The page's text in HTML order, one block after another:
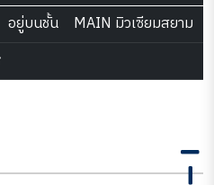
อยู่บนชั้น
MAIN มิวเซียมสยาม